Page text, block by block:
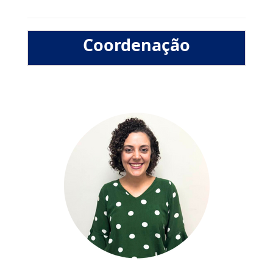
Coordenação